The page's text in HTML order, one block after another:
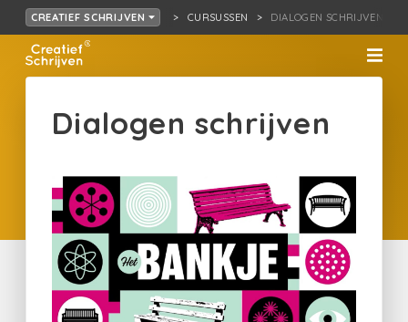
CREATIEF SCHRIJVEN CURSUSSEN DIALOGEN SCHRIJVEN
Dialogen schrijven